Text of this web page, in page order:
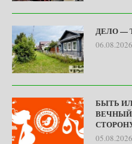
ДЕЛО —
06.08.2026
БЫТЬ
ВЕЧНЫЙ
05.08.2026